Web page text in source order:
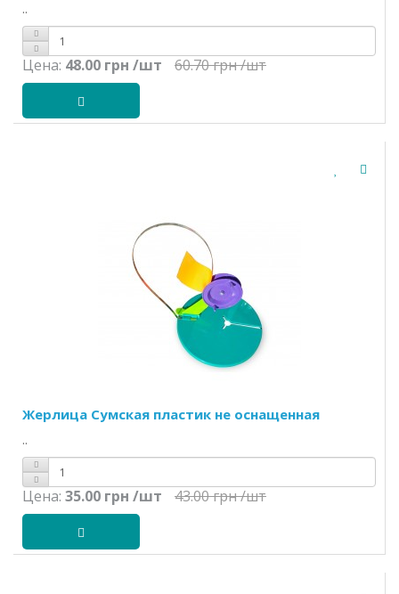
..
Цена: 48.00 грн /шт 60.70 грн/шт
Жерлица Сумская пластик не оснащенная
..
Цена: 35.00 грн /шт 43.00 грн/шт